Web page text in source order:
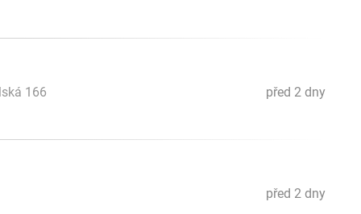
před 2 dny
166
před 2 dny